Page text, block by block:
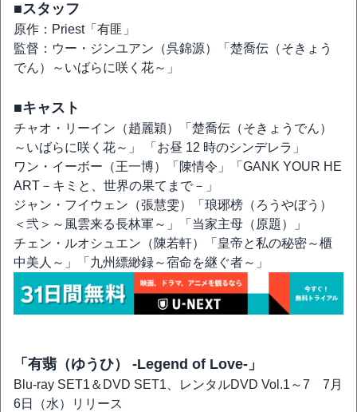
■スタッフ
原作：Priest「有匪」
監督：ウー・ジンユアン（呉錦源）「楚喬伝（そきょう
でん）～いばらに咲く花～」
■キャスト
チャオ・リーイン（趙麗穎）「楚喬伝（そきょうでん）
～いばらに咲く花～」 「お昼 12 時のシンデレラ」
ワン・イーボー（王一博）「陳情令」「GANK YOUR HE
ART－キミと、世界の果てまで－」
ジャン・フイウェン（張慧雯）「琅琊榜（ろうやぼう）
＜弐＞～風雲来る長林軍～」「当家主母（原題）」
チェン・ルオシュエン（陳若軒）「皇帝と私の秘密～櫃
中美人～」「九州縹緲録～宿命を継ぐ者～」
「有翡（ゆうひ） -Legend of Love-」
Blu-ray SET1＆DVD SET1、レンタルDVD Vol.1～7 7月
6日（水）リリース